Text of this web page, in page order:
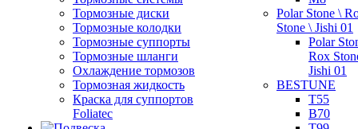
Тормозные диски
Тормозные колодки
Тормозные суппорты
Тормозные шланги
Охлаждение тормозов
Тормозная жидкость
Краска для суппортов
Foliatec
Polar Stone \
Stone \ Jishi 01
Polar
Rox
Jishi 01
BESTUNE
T55
B70